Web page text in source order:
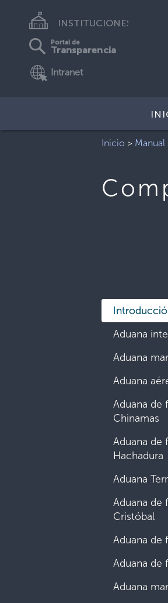
INSTITUCIONES
Portal de
Transparencia
Intranet
Inicio >
Aduana
Aduana
Aduana
Aduana de
Chinamas
Aduana de
Hachadura
Aduana
Aduana de
Cristóbal
Aduana de
Aduana de
Aduana